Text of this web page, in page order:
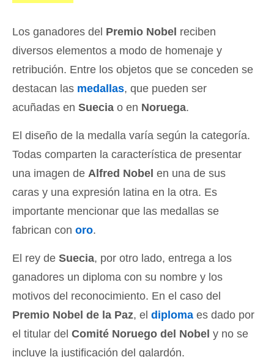
Los ganadores del Premio Nobel reciben
diversos elementos a modo de homenaje y
retribución. Entre los objetos que se conceden se
destacan las medallas, que pueden ser
acuñadas en Suecia o en Noruega.
El diseño de la medalla varía según la categoría.
Todas comparten la característica de presentar
una imagen de Alfred Nobel en una de sus
caras y una expresión latina en la otra. Es
importante mencionar que las medallas se
fabrican con oro.
El rey de Suecia, por otro lado, entrega a los
ganadores un diploma con su nombre y los
motivos del reconocimiento. En el caso del
Premio Nobel de la Paz, el diploma es dado por
el titular del Comité Noruego del Nobel y no se
incluye la justificación del galardón.